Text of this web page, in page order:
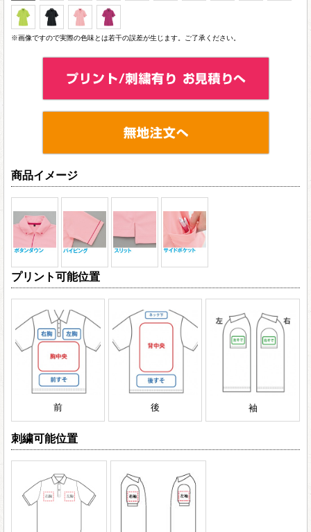
※画像ですので実際の色味とは若干の誤差が生じます。ご了承ください。
商品イメージ
プリント可能位置
前 後 袖
刺繍可能位置